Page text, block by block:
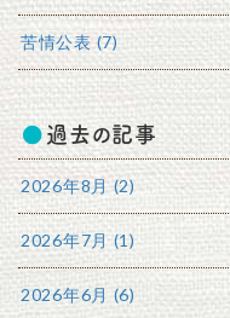
苦情公表 (7)
過去の記事
2026年8月 (2)
2026年7月 (1)
2026年6月 (6)